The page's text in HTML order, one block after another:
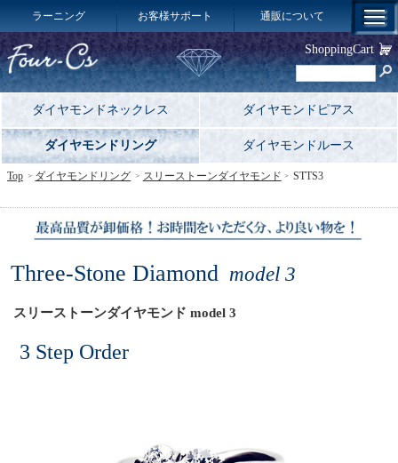
ラーニング お客様サポート 通販について
ダイヤモンドネックレス ダイヤモンドピアス
ダイヤモンドリング ダイヤモンドルース
Three-Stone Diamond model 3
スリーストーンダイヤモンド model 3
3 Step Order
Top ダイヤモンドリング スリーストーンダイヤモンド STTS3
ShoppingCart